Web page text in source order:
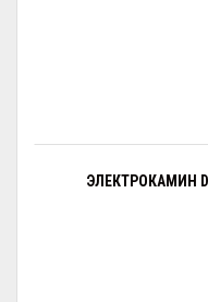
ЭЛЕКТРОКАМИН